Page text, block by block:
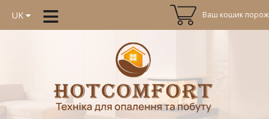
UK ≡ Ваш кошик